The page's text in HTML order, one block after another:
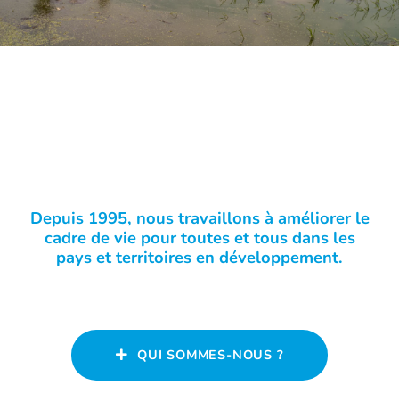
Depuis 1995, nous travaillons à améliorer le
cadre de vie pour toutes et tous dans les
pays et territoires en développement.
QUI SOMMES-NOUS ?